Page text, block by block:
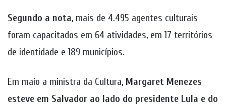
Segundo a nota, mais de 4.495 agentes culturais
foram capacitados em 64 atividades, em 17 territórios
de identidade e 189 municípios.
Em maio a ministra da Cultura, Margaret Menezes
esteve em Salvador ao lado do presidente Lula e do